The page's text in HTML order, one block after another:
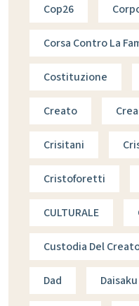
Cop26
Corsa Contro La
Costituzione
Creato
Crisitani
Cristoforetti
CULTURALE
Custodia Del
Dad